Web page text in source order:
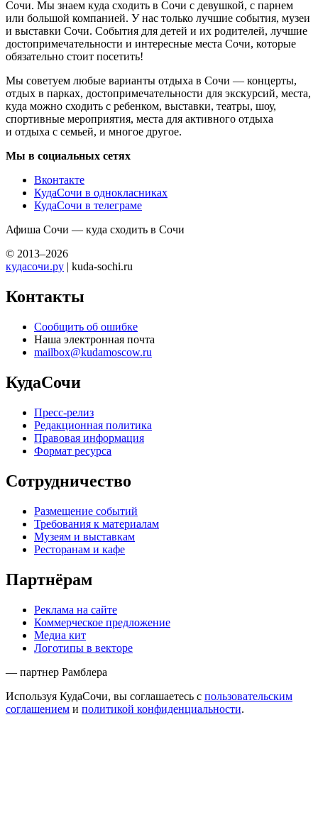
Сочи. Мы знаем куда сходить в Сочи с девушкой, с парнем
или большой компанией. У нас только лучшие события, музеи
и выставки Сочи. События для детей и их родителей, лучшие
достопримечательности и интересные места Сочи, которые
обязательно стоит посетить!
Мы советуем любые варианты отдыха в Сочи — концерты,
отдых в парках, достопримечательности для экскурсий, места,
куда можно сходить с ребенком, выставки, театры, шоу,
спортивные мероприятия, места для активного отдыха
и отдыха с семьей, и многое другое.
Мы в социальных сетях
Вконтакте
КудаСочи в однокласниках
КудаСочи в телеграме
Афиша Сочи — куда сходить в Сочи
© 2013–2026
кудасочи.ру | kuda-sochi.ru
Контакты
Сообщить об ошибке
Наша электронная почта
mailbox@kudamoscow.ru
КудаСочи
Пресс-релиз
Редакционная политика
Правовая информация
Формат ресурса
Сотрудничество
Размещение событий
Требования к материалам
Музеям и выставкам
Ресторанам и кафе
Партнёрам
Реклама на сайте
Коммерческое предложение
Медиа кит
Логотипы в векторе
— партнер Рамблера
Используя КудаСочи, вы соглашаетесь с пользовательским
соглашением и политикой конфиденциальности.